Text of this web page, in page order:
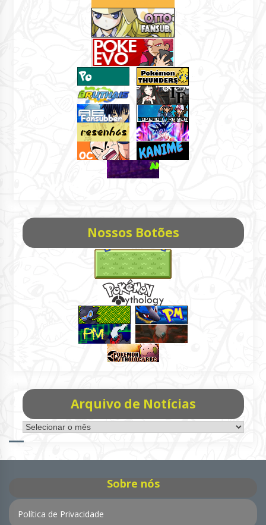
Nossos Botões
Arquivo de Notícias
Arquivo
de
Sobre nós
Política de Privacidade